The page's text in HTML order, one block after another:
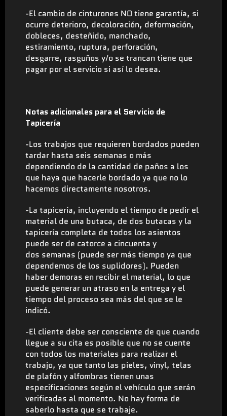
-El cambio de cinturones NO tiene garantía, si
ocurre deterioro, decoloración, deformación,
dobleces, desteñido, manchado,
estiramiento, ruptura, perforación,
desgarre, rasguños y/o se trancan tiene que
pagar por el servicio si así lo desea.
Notas adicionales para el Servicio de
Tapicería
-Los trabajos que requieren bordados pueden
tardar hasta seis semanas o más
dependiendo de la cantidad de paños a los
que haya que hacerle bordado ya que no lo
hacemos directamente nosotros.
-La tapicería, incluyendo el tiempo de pedir el
material de una butaca, de dos butacas y la
tapicería completa de todos los asientos
puede ser de catorce a cincuenta y
dos semanas (puede ser más tiempo ya que
dependemos de los suplidores). Pueden
haber demoras en recibir el material, lo que
puede generar un atraso en la entrega y el
tiempo del proceso sea más del que se le
indicó.
-El cliente debe ser consciente de que cuando
llegue a su cita es posible que no se cuente
con todos los materiales para realizar el
trabajo, ya que tanto las pieles, vinyl, telas
de plafón y alfombras tienen unas
especificaciones según el vehículo que serán
verificadas al momento. No hay forma de
saberlo hasta que se trabaje.